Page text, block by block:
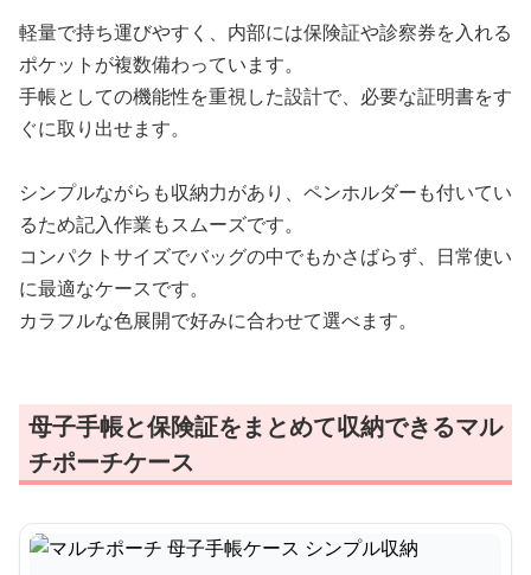
軽量で持ち運びやすく、内部には保険証や診察券を入れる
ポケットが複数備わっています。
手帳としての機能性を重視した設計で、必要な証明書をす
ぐに取り出せます。
シンプルながらも収納力があり、ペンホルダーも付いてい
るため記入作業もスムーズです。
コンパクトサイズでバッグの中でもかさばらず、日常使い
に最適なケースです。
カラフルな色展開で好みに合わせて選べます。
母子手帳と保険証をまとめて収納できるマル
チポーチケース